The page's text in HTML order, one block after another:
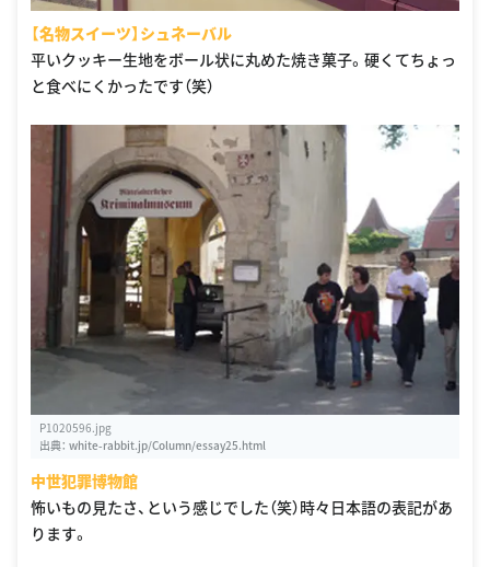
【名物スイーツ】シュネーバル
平いクッキー生地をボール状に丸めた焼き菓子。硬くてちょっ
と食べにくかったです（笑）
P1020596.jpg
出典： white-rabbit.jp/Column/essay25.html
中世犯罪博物館
怖いもの見たさ、という感じでした（笑）時々日本語の表記があ
ります。